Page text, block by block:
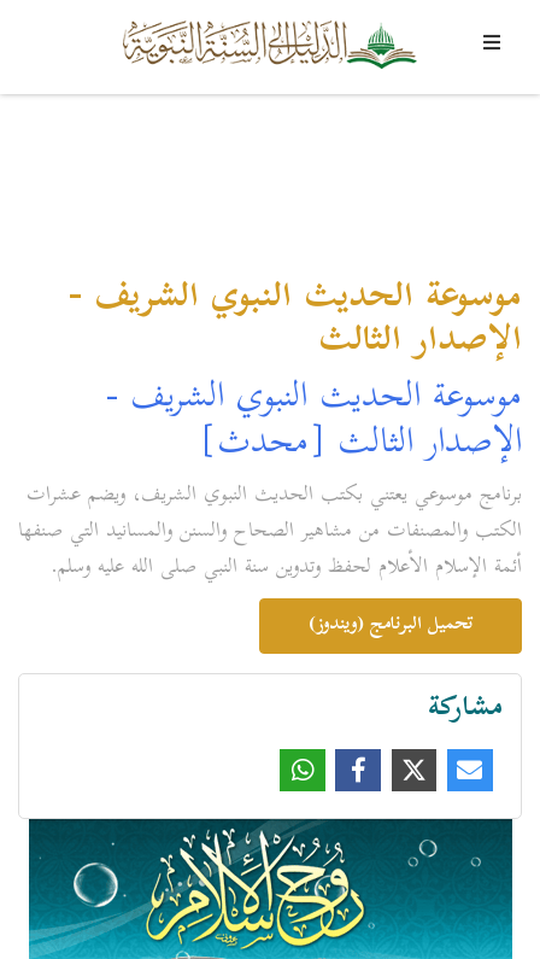
موسوعة الحديث النبوي الشريف -
الإصدار الثالث
موسوعة الحديث النبوي الشريف -
الإصدار الثالث [محدث]
برنامج موسوعي يعتني بكتب الحديث النبوي الشريف، ويضم عشرات
الكتب والمصنفات من مشاهير الصحاح والسنن والمسانيد التي صنفها
أئمة الإسلام الأعلام لحفظ وتدوين سنة النبي صلى الله عليه وسلم.
تحميل البرنامج (ويندوز)
مشاركة